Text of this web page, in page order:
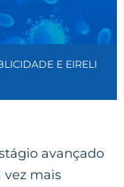
E EIRELI
avançado
vez mais